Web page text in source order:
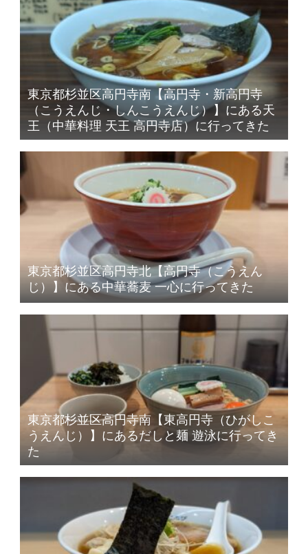
東京都杉並区高円寺南【高円寺・新高円寺
（こうえんじ・しんこうえんじ）】にある天
王（中華料理 天王 高円寺店）に行ってきた
東京都杉並区高円寺北【高円寺（こうえん
じ）】にある中華蕎麦 一心に行ってきた
東京都杉並区高円寺南【東高円寺（ひがしこ
うえんじ）】にあるだしと麺 遊泳に行ってき
た